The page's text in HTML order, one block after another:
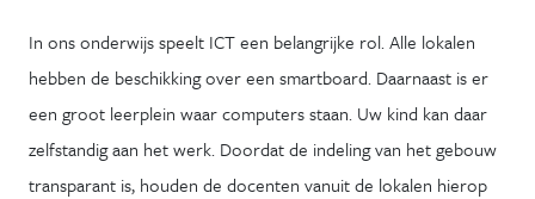
In ons onderwijs speelt ICT een belangrijke rol. Alle lokalen
hebben de beschikking over een smartboard. Daarnaast is er
een groot leerplein waar computers staan. Uw kind kan daar
zelfstandig aan het werk. Doordat de indeling van het gebouw
transparant is, houden de docenten vanuit de lokalen hierop